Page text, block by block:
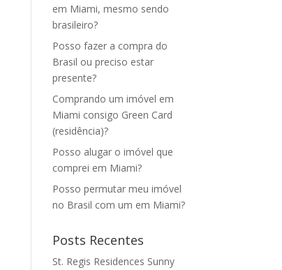
em Miami, mesmo sendo
brasileiro?
Posso fazer a compra do
Brasil ou preciso estar
presente?
Comprando um imóvel em
Miami consigo Green Card
(residência)?
Posso alugar o imóvel que
comprei em Miami?
Posso permutar meu imóvel
no Brasil com um em Miami?
Posts Recentes
St. Regis Residences Sunny